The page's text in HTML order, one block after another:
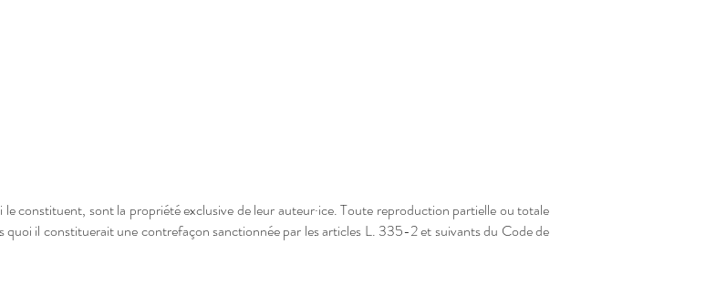
constituent, sont la propriété exclusive de leur auteur·ice. Toute reproduction partielle ou totale
quoi il constituerait une contrefaçon sanctionnée par les articles L. 335-2 et suivants du Code de